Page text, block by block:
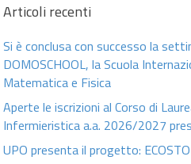
Articoli recenti
Si è conclusa con successo la
DOMOSCHOOL, la Scuola
Matematica e Fisica
Aperte le iscrizioni al Corso di
Infermieristica a.a. 2026/2027
UPO presenta il progetto: